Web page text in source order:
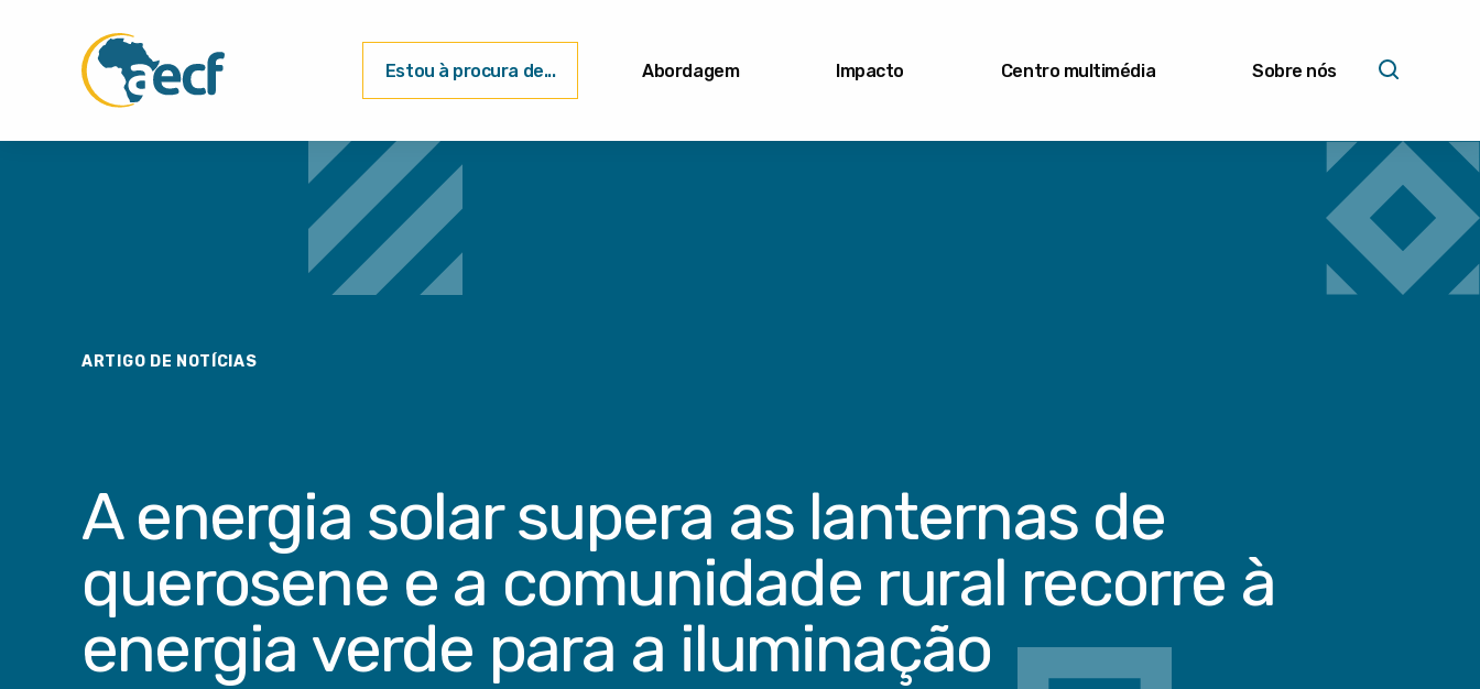
Estou à procura de... Abordagem Impacto Centro multimédia Sobre nós
ARTIGO DE NOTÍCIAS
A energia solar supera as lanternas de
querosene e a comunidade rural recorre à
energia verde para a iluminação